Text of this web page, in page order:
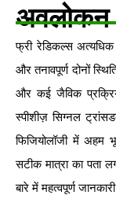
अवलोकन
फ्री रेडिकल्स अत्यधिक
और तनावपूर्ण दोनों
और कई जैविक
स्पीशीज़ सिग्नल
फिजियोलॉजी में अहम
सटीक मात्रा का पता
बारे में महत्वपूर्ण